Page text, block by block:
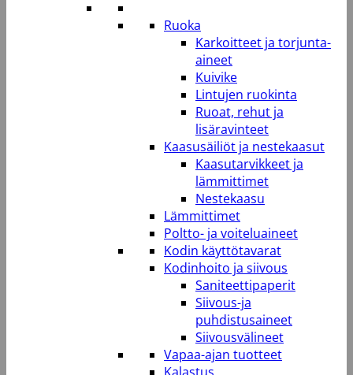
Ruoka
Karkoitteet ja torjunta-
aineet
Kuivike
Lintujen ruokinta
Ruoat, rehut ja
lisäravinteet
Kaasusäiliöt ja nestekaasut
Kaasutarvikkeet ja
lämmittimet
Nestekaasu
Lämmittimet
Poltto- ja voiteluaineet
Kodin käyttötavarat
Kodinhoito ja siivous
Saniteettipaperit
Siivous-ja
puhdistusaineet
Siivousvälineet
Vapaa-ajan tuotteet